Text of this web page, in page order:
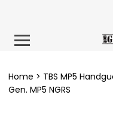
Home
TBS MP5
Gen. MP5 NGRS